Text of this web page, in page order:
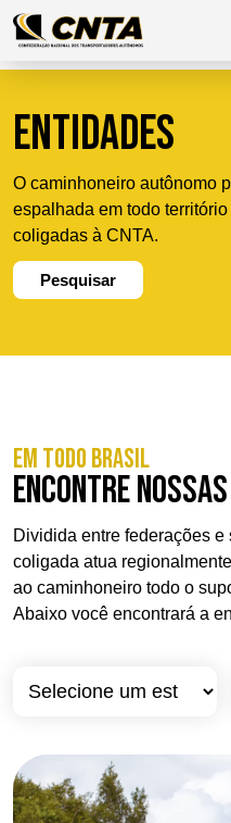
ENTIDADES
O caminhoneiro autônomo
espalhada em todo
coligadas à CNTA.
Pesquisar
EM TODO BRASIL
Encontre
Dividida entre federações
coligada atua
ao caminhoneiro todo o
Abaixo você encontrará a